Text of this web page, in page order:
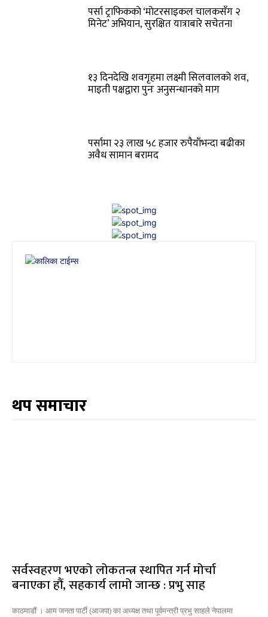
पर्सा ट्राफिककाे ‘माेटरसाइकल चालकसँग २
मिनेट’ अभियान, सुरक्षित यात्राबारे सचेतना
१३ दिनदेखि शवगृहमा लक्ष्मी सिलवालको शव,
माइती पक्षद्वारा पुनः अनुसन्धानको माग
पर्सामा २३ लाख ५८ हजार रुपैयाँभन्दा बढीका
अवैध सामान बरामद
थप समाचार
सर्वस्वहरण भएको लोकतन्त्र स्थापित गर्न मोर्चा
बनाएका हौं, सहकार्य लामो जान्छ : प्रभु साह
काठमाडौं । आम जनता पार्टी (आजपा) का अध्यक्ष तथा पूर्वमन्त्री प्रभु साहले नेपालमा